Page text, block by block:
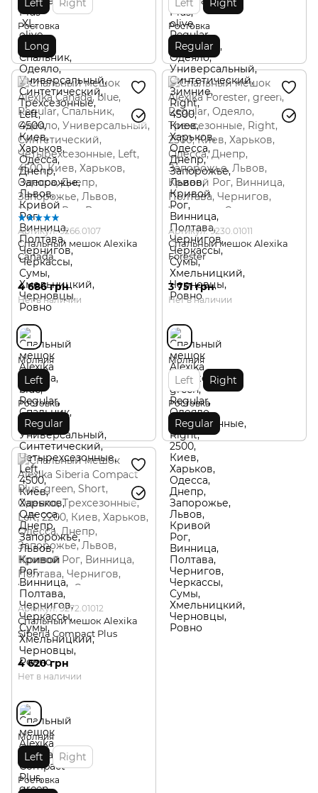
Left Right
Ростовка
Long
Left Right
Ростовка
Regular
Артикул: 9266.0107
Спальный мешок Alexika
Canada
4 686 грн
Нет в наличии
Молния
Left
Ростовка
Regular
Артикул: 9230.01011
Спальный мешок Alexika
Forester
3 751 грн
Нет в наличии
Молния
Left Right
Ростовка
Regular
Артикул: 9272.01012
Спальный мешок Alexika
Siberia Compact Plus
4 620 грн
Нет в наличии
Молния
Left Right
Ростовка